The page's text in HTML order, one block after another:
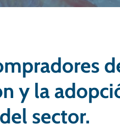
y la
sector.